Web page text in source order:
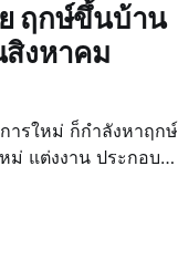
ฤกษ์ขึ้นบ้าน
งหาคม
ารใหม่ ก็กำลังหาฤกษ์
ม่ แต่งงาน ประกอบ